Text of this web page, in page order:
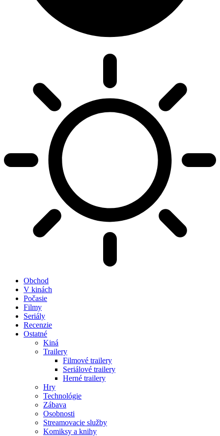
Obchod
V kinách
Počasie
Filmy
Seriály
Recenzie
Ostatné
Kiná
Trailery
Filmové trailery
Seriálové trailery
Herné trailery
Hry
Technológie
Zábava
Osobnosti
Streamovacie služby
Komiksy a knihy